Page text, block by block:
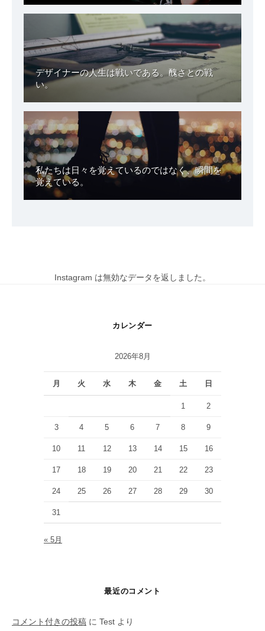
デザイナーの人生は戦いである。醜さとの戦
い。
私たちは日々を覚えているのではなく、瞬間を
覚えている。
Instagram は無効なデータを返しました。
カレンダー
2026年8月
月 火 水 木 金 土 日
« 5月
1 2
3 4 5 6 7 8 9
10 11 12 13 14 15 16
17 18 19 20 21 22 23
24 25 26 27 28 29 30
31
最近のコメント
コメント付きの投稿 に Test より